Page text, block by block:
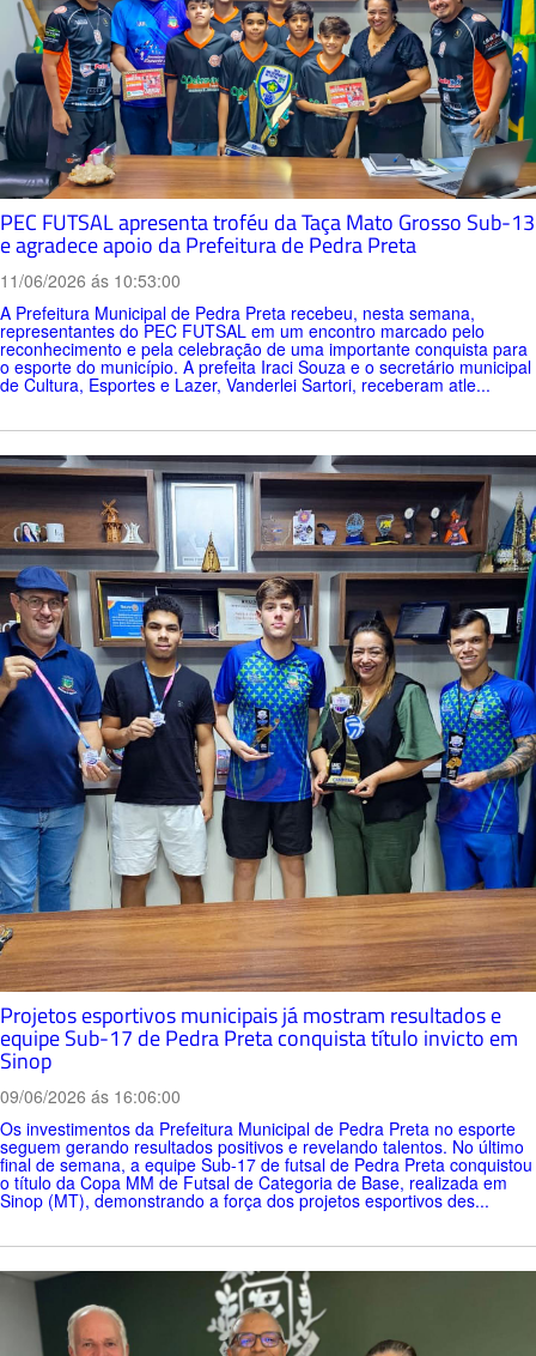
PEC FUTSAL apresenta troféu da Taça Mato Grosso Sub-13
e agradece apoio da Prefeitura de Pedra Preta
11/06/2026 ás 10:53:00
A Prefeitura Municipal de Pedra Preta recebeu, nesta semana,
representantes do PEC FUTSAL em um encontro marcado pelo
reconhecimento e pela celebração de uma importante conquista para
o esporte do município. A prefeita Iraci Souza e o secretário municipal
de Cultura, Esportes e Lazer, Vanderlei Sartori, receberam atle...
Projetos esportivos municipais já mostram resultados e
equipe Sub-17 de Pedra Preta conquista título invicto em
Sinop
09/06/2026 ás 16:06:00
Os investimentos da Prefeitura Municipal de Pedra Preta no esporte
seguem gerando resultados positivos e revelando talentos. No último
final de semana, a equipe Sub-17 de futsal de Pedra Preta conquistou
o título da Copa MM de Futsal de Categoria de Base, realizada em
Sinop (MT), demonstrando a força dos projetos esportivos des...